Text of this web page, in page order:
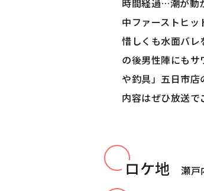
中ファーストヒ
惜しくも水面バレ
の後男性陣にも
や釣具」五日市店
内容はぜひ放送で
ロケ地 瀬戸